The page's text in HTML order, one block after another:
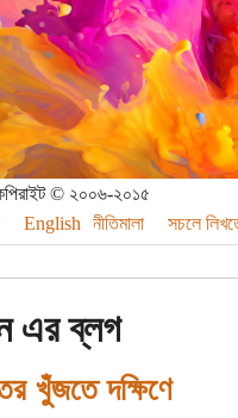
© ২০০৬-২০১৫
English নীতিমালা সচলে
এর ব্লগ
খুঁজতে দক্ষিণে